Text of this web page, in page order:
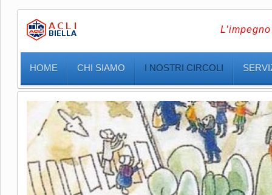
HOME CHI SIAMO I NOSTRI CIRCOLI